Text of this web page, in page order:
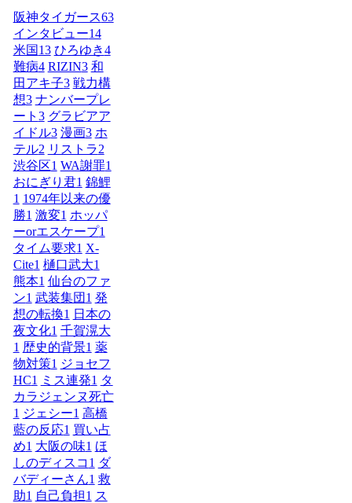
阪神タイガース63
インタビュー14
米国13 ひろゆき4
難病4 RIZIN3 和
田アキ子3 戦力構
想3 ナンバープレ
ート 3 グラビアア
イドル3 漫画3 ホ
テル2 リストラ2
渋谷区1 WA謝罪1
おにぎり君1 錦鯉
1 1974年以来の優
勝1 激変1 ホッパ
ーorエスケープ1
タイム要求1 X-
Cite1 樋口武大1
熊本1 仙台のファ
ン1 武装集団 1 発
想の転換1 日本の
夜文化1 千賀滉大
1 歴史的背景1 薬
物対策1 ジョセフ
HC1 ミス連発1 タ
カラジェンヌ死亡
1 ジェシー1 高橋
藍の反応1 買い占
め1 大阪の味1 ほ
しのディスコ 1 ダ
バディーさん1 救
助1 自己負担1 ス